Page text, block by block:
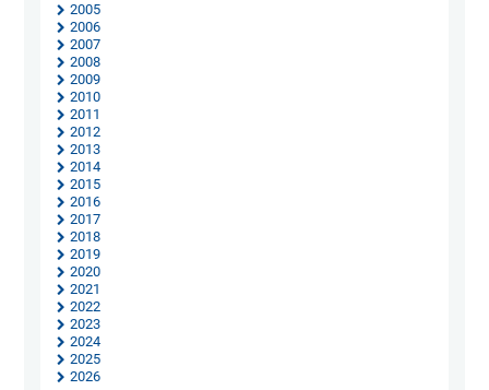
2005
2006
2007
2008
2009
2010
2011
2012
2013
2014
2015
2016
2017
2018
2019
2020
2021
2022
2023
2024
2025
2026